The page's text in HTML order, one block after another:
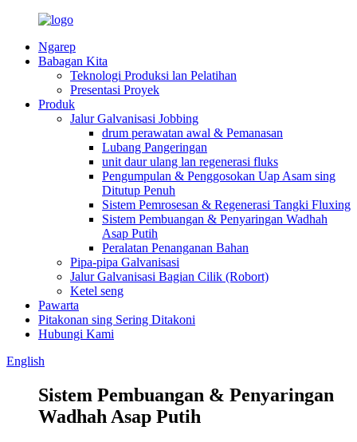
Ngarep
Babagan Kita
Teknologi Produksi lan Pelatihan
Presentasi Proyek
Produk
Jalur Galvanisasi Jobbing
drum perawatan awal & Pemanasan
Lubang Pangeringan
unit daur ulang lan regenerasi fluks
Pengumpulan & Penggosokan Uap Asam sing
Ditutup Penuh
Sistem Pemrosesan & Regenerasi Tangki Fluxing
Sistem Pembuangan & Penyaringan Wadhah
Asap Putih
Peralatan Penanganan Bahan
Pipa-pipa Galvanisasi
Jalur Galvanisasi Bagian Cilik (Robort)
Ketel seng
Pawarta
Pitakonan sing Sering Ditakoni
Hubungi Kami
English
Sistem Pembuangan & Penyaringan
Wadhah Asap Putih